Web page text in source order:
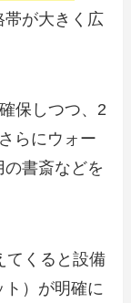
帯が大きく広
保しつつ、2
らにウォー
書斎などを
てくると設備
ト）が明確に